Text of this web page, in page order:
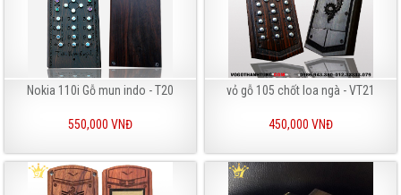
Nokia 110i Gỗ mun indo - T20
550,000 VNĐ
vỏ gỗ 105 chốt loa ngà - VT21
450,000 VNĐ